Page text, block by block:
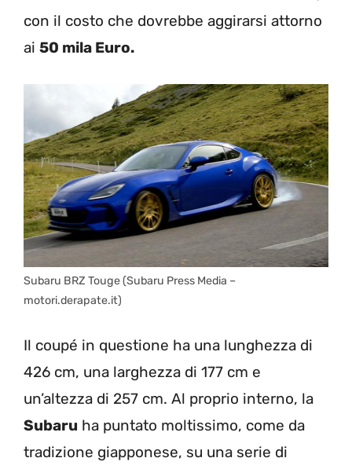
con il costo che dovrebbe aggirarsi attorno
ai 50 mila Euro.
Subaru BRZ Touge (Subaru Press Media –
motori.derapate.it)
Il coupé in questione ha una lunghezza di
426 cm, una larghezza di 177 cm e
un’altezza di 257 cm. Al proprio interno, la
Subaru ha puntato moltissimo, come da
tradizione giapponese, su una serie di